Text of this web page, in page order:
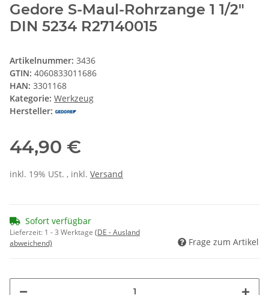
Gedore S-Maul-Rohrzange 1 1/2"
DIN 5234 R27140015
Artikelnummer: 3436
GTIN: 4060833011686
HAN: 3301168
Kategorie: Werkzeug
Hersteller:
44,90 €
inkl. 19% USt. , inkl. Versand
Sofort verfügbar
Lieferzeit: 1 - 3 Werktage (DE - Ausland
abweichend)
Frage zum Artikel